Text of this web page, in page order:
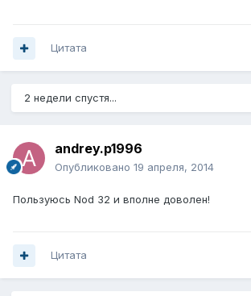
Цитата
2 недели спустя...
andrey.p1996
Опубликовано 19 апреля, 2014
Пользуюсь Nod 32 и вполне доволен!
Цитата